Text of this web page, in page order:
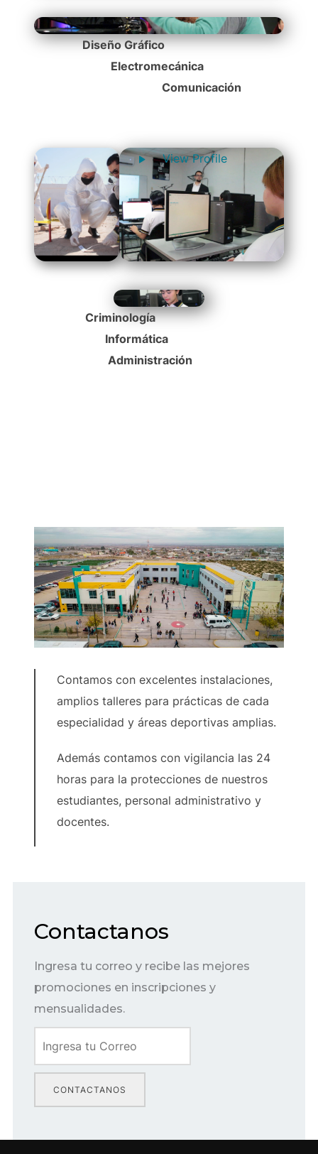
Diseño Gráfico
Electromecánica
Comunicación
View Profile
Criminología
Informática
Administración
Contamos con excelentes instalaciones,
amplios talleres para prácticas de cada
especialidad y áreas deportivas amplias.
Además contamos con vigilancia las 24
horas para la protecciones de nuestros
estudiantes, personal administrativo y
docentes.
Contactanos
Ingresa tu correo y recibe las mejores
promociones en inscripciones y
mensualidades.
CONTACTANOS